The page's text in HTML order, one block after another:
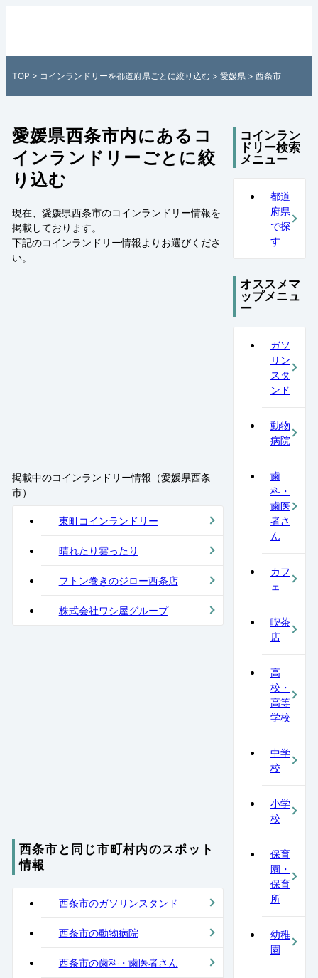
覧 - 全国各地のコインランドリーを住所付
きでご紹介！日本全国のコインランドリー
検索サイト「町のコインランドリーマッ
プ」
TOP > コインランドリーを都道府県ごとに絞り込む> 愛媛県 > 西条市
愛媛県西条市内にあるコ
インランドリーごとに絞
り込む
現在、愛媛県西条市のコインランドリー情報を
掲載しております。
下記のコインランドリー情報よりお選びくださ
い。
掲載中のコインランドリー情報（愛媛県西条
市）
東町コインランドリー
晴れたり雲ったり
フトン巻きのジロー西条店
株式会社ワシ屋グループ
西条市と同じ市町村内のスポット
情報
西条市のガソリンスタンド
西条市の動物病院
西条市の歯科・歯医者さん
コインラン
ドリー検索
メニュー
都道
府県
で探
す
オススメマ
ップメニュ
ー
ガソ
リン
スタ
ンド
動物
病院
歯
科・
歯医
者さ
ん
カフ
ェ
喫茶
店
高
校・
高等
学校
中学
校
小学
校
保育
園・
保育
所
幼稚
園